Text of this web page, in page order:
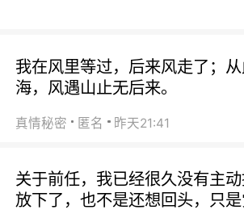
我在风里等过，后来风走了；
海，风遇山止无后来。
真情秘密 匿名 昨天21:41
关于前任，我已经很久没有主
放下了，也不是还想回头，只